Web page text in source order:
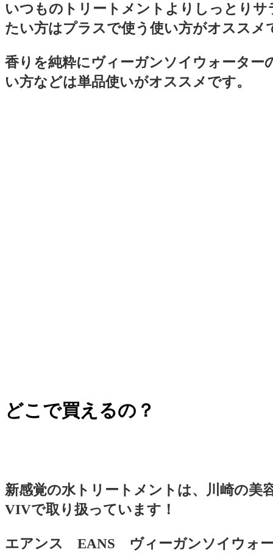
いつものトリートメントよりしっとりサ
たい方はプラスで使う使い方がオススメ
香りを純粋にヴィーガンソイウォーター
い方などは単品使いがオススメです。
どこで買えるの？
新感覚の水トリートメントは、川崎の美
VIVで取り扱っています！
エアンス EANS ヴィーガンソイウォ